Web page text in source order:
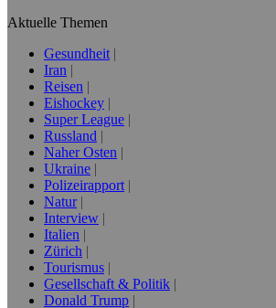
Aktuelle Themen
Gesundheit
Iran
Reisen
Eishockey
Super League
Russland
Naher Osten
Ukraine
Polizeirapport
Natur
Interview
Italien
Zürich
Tourismus
Gesellschaft & Politik
Donald Trump